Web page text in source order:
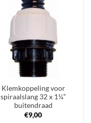
verlanglijst
Klemkoppeling voor
spiraalslang 32 x 1¼”
buitendraad
€9,00